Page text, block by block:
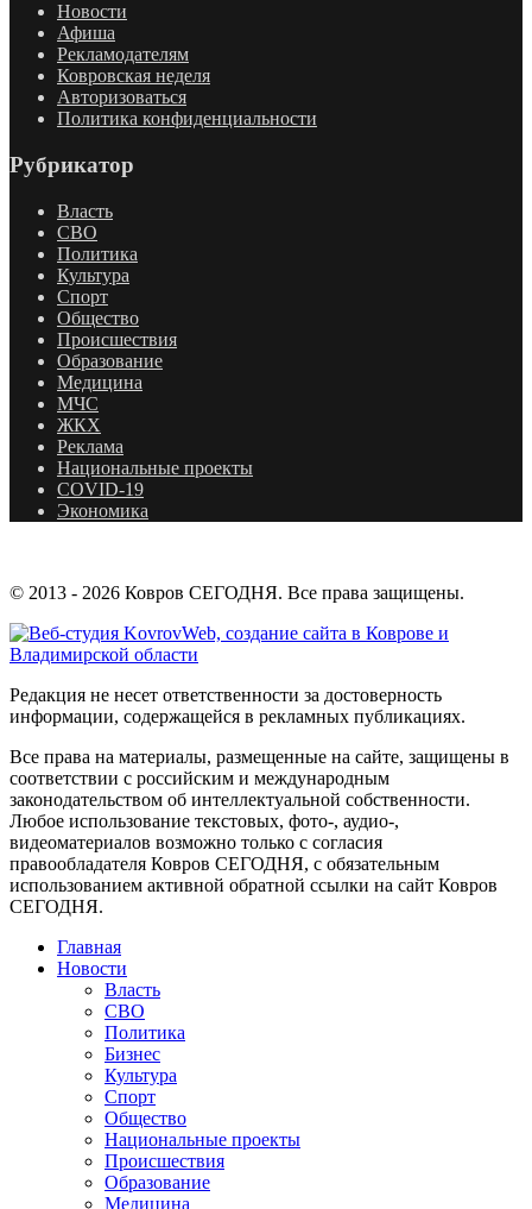
Новости
Афиша
Рекламодателям
Ковровская неделя
Авторизоваться
Политика конфиденциальности
Рубрикатор
Власть
СВО
Политика
Культура
Спорт
Общество
Происшествия
Образование
Медицина
МЧС
ЖКХ
Реклама
Национальные проекты
COVID-19
Экономика
© 2013 - 2026 Ковров СЕГОДНЯ. Все права защищены.
Редакция не несет ответственности за достоверность
информации, содержащейся в рекламных публикациях.
Все права на материалы, размещенные на сайте, защищены в
соответствии с российским и международным
законодательством об интеллектуальной собственности.
Любое использование текстовых, фото-, аудио-,
видеоматериалов возможно только с согласия
правообладателя Ковров СЕГОДНЯ, с обязательным
использованием активной обратной ссылки на сайт Ковров
СЕГОДНЯ.
Главная
Новости
Власть
СВО
Политика
Бизнес
Культура
Спорт
Общество
Национальные проекты
Происшествия
Образование
Медицина